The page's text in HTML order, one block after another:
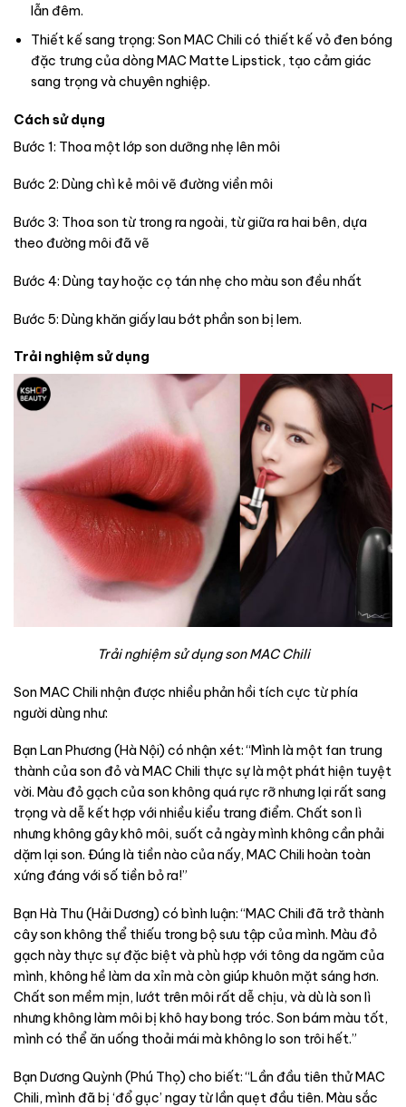
lẫn đêm.
Thiết kế sang trọng: Son MAC Chili có thiết kế vỏ đen bóng
đặc trưng của dòng MAC Matte Lipstick, tạo cảm giác
sang trọng và chuyên nghiệp.
Cách sử dụng
Bước 1: Thoa một lớp son dưỡng nhẹ lên môi
Bước 2: Dùng chì kẻ môi vẽ đường viền môi
Bước 3: Thoa son từ trong ra ngoài, từ giữa ra hai bên, dựa
theo đường môi đã vẽ
Bước 4: Dùng tay hoặc cọ tán nhẹ cho màu son đều nhất
Bước 5: Dùng khăn giấy lau bớt phần son bị lem.
Trải nghiệm sử dụng
Trải nghiệm sử dụng son MAC Chili
Son MAC Chili nhận được nhiều phản hồi tích cực từ phía
người dùng như:
Bạn Lan Phương (Hà Nội) có nhận xét: “Mình là một fan trung
thành của son đỏ và MAC Chili thực sự là một phát hiện tuyệt
vời. Màu đỏ gạch của son không quá rực rỡ nhưng lại rất sang
trọng và dễ kết hợp với nhiều kiểu trang điểm. Chất son lì
nhưng không gây khô môi, suốt cả ngày mình không cần phải
dặm lại son. Đúng là tiền nào của nấy, MAC Chili hoàn toàn
xứng đáng với số tiền bỏ ra!”
Bạn Hà Thu (Hải Dương) có bình luận: “MAC Chili đã trở thành
cây son không thể thiếu trong bộ sưu tập của mình. Màu đỏ
gạch này thực sự đặc biệt và phù hợp với tông da ngăm của
mình, không hề làm da xỉn mà còn giúp khuôn mặt sáng hơn.
Chất son mềm mịn, lướt trên môi rất dễ chịu, và dù là son lì
nhưng không làm môi bị khô hay bong tróc. Son bám màu tốt,
mình có thể ăn uống thoải mái mà không lo son trôi hết.”
Bạn Dương Quỳnh (Phú Thọ) cho biết: “Lần đầu tiên thử MAC
Chili, mình đã bị ‘đổ gục’ ngay từ lần quẹt đầu tiên. Màu sắc